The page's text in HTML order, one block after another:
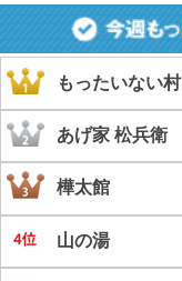
もったいない村
あげ家 松兵衛
樺太館
山の湯